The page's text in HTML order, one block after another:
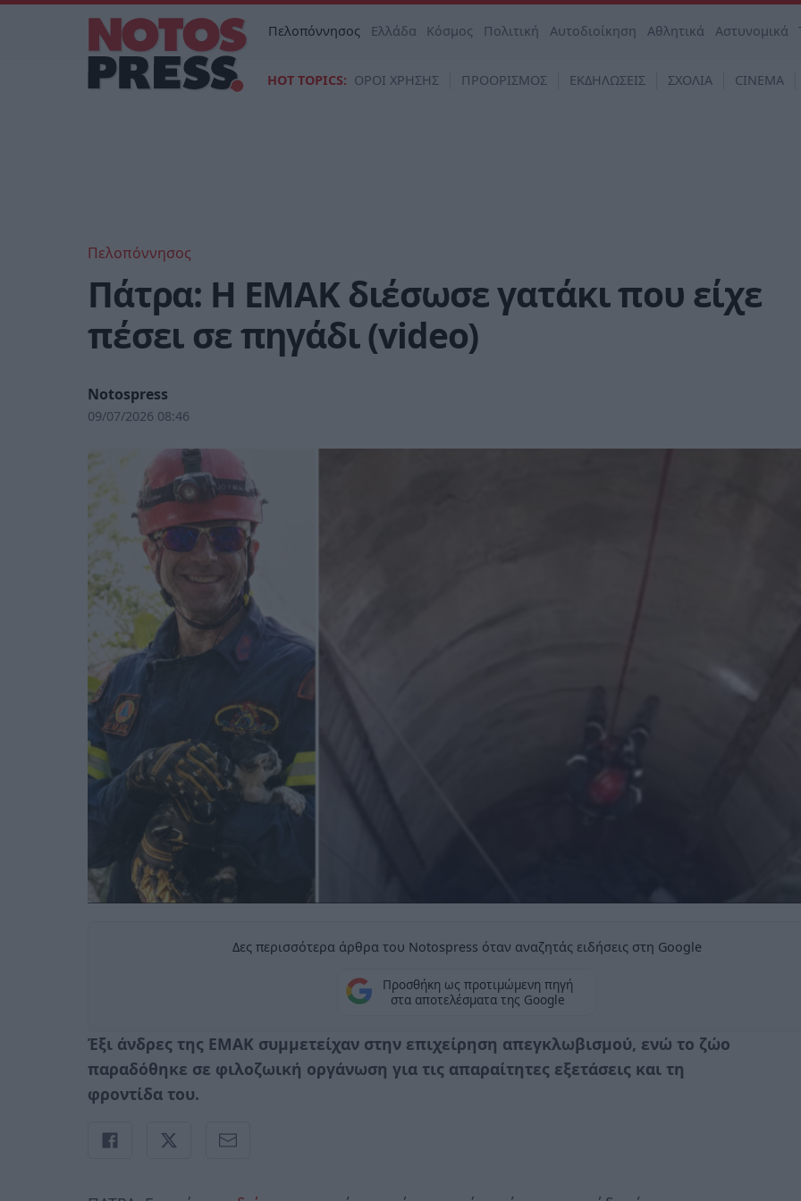
Πελοπόννησος Ελλάδα Κόσμος Πολιτική Αυτοδιοίκηση Αθλητικά Αστυνομικά
HOT TOPICS: ΟΡΟΙ ΧΡΗΣΗΣ ΠΡΟΟΡΙΣΜΟΣ ΕΚΔΗΛΩΣΕΙΣ ΣΧΟΛΙΑ CINEMA
Πελοπόννησος
Πάτρα: Η ΕΜΑΚ διέσωσε γατάκι που είχε
πέσει σε πηγάδι (video)
Notospress
09/07/2026 08:46
Δες περισσότερα άρθρα του Notospress όταν αναζητάς ειδήσεις στη Google
Προσθήκη ως προτιμώμενη πηγή
στα αποτελέσματα της Google
Έξι άνδρες της ΕΜΑΚ συμμετείχαν στην επιχείρηση απεγκλωβισμού, ενώ το ζώο
παραδόθηκε σε φιλοζωική οργάνωση για τις απαραίτητες εξετάσεις και τη
φροντίδα του.